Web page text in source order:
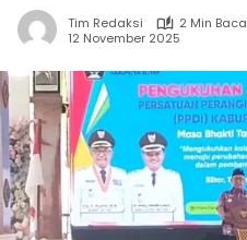
Tim Redaksi
2 Min Baca
12 November 2025